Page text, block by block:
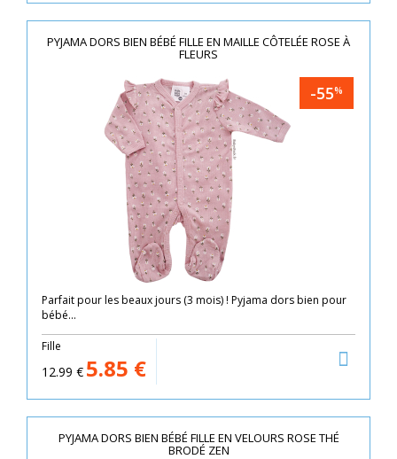
PYJAMA DORS BIEN BÉBÉ FILLE EN MAILLE CÔTELÉE ROSE À
FLEURS
-55%
Parfait pour les beaux jours (3 mois) ! Pyjama dors bien pour
bébé...
Fille
12.99 € 5.85 €
PYJAMA DORS BIEN BÉBÉ FILLE EN VELOURS ROSE THÉ
BRODÉ ZEN